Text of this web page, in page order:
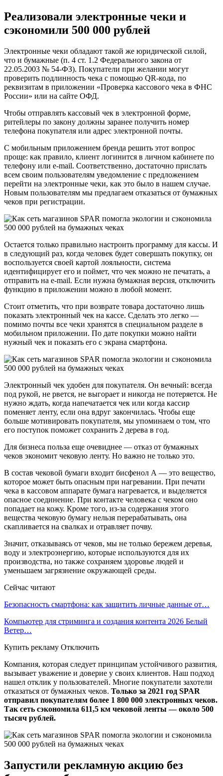
Реализовали электронные чеки и
сэкономили 500 000 рублей
Электронные чеки обладают такой же юридической силой,
что и бумажные (п. 4 ст. 1.2 Федерального закона от
22.05.2003 № 54-ФЗ). Покупатели при желании могут
проверить подлинность чека с помощью QR-кода, по
реквизитам в приложении «Проверка кассового чека в ФНС
России» или на сайте ОФД.
Чтобы отправлять кассовый чек в электронной форме,
ритейлеры по закону должны заранее получить номер
телефона покупателя или адрес электронной почты.
С мобильным приложением бренда решить этот вопрос
проще: как правило, клиент логинится в личном кабинете по
телефону или e-mail. Соответственно, достаточно прислать
всем своим пользователям уведомление с предложением
перейти на электронные чеки, как это было в нашем случае.
Новым пользователям мы предлагаем отказаться от бумажных
чеков при регистрации.
Остается только правильно настроить программу для кассы. И
в следующий раз, когда человек будет совершать покупку, он
воспользуется своей картой лояльности, система
идентифицирует его и поймет, что чек можно не печатать, а
отправить на e-mail. Если нужна бумажная версия, отключить
функцию в приложении можно в любой момент.
Стоит отметить, что при возврате товара достаточно лишь
показать электронный чек на кассе. Сделать это легко —
помимо почты все чеки хранятся в специальном разделе в
мобильном приложении. По дате покупки можно найти
нужный чек и показать его с экрана смартфона.
Электронный чек удобен для покупателя. Он вечный: всегда
под рукой, не рвется, не выгорает и никогда не потеряется. Не
нужно ждать, когда напечатается чек или когда кассир
поменяет ленту, если она вдруг закончилась. Чтобы еще
больше мотивировать покупателя, мы упоминаем о том, что
его поступок поможет сохранить 2 дерева в год.
Для бизнеса польза еще очевиднее — отказ от бумажных
чеков экономит чековую ленту. Но важно не только это.
В состав чековой бумаги входит бисфенол А — это вещество,
которое может быть опасным при нагревании. При печати
чека в кассовом аппарате бумага нагревается, и выделяется
опасное соединение. При контакте человека с чеком оно
попадает на кожу. Кроме того, из-за содержания этого
вещества чековую бумагу нельзя перерабатывать, она
скапливается на свалках и отравляет почву.
Значит, отказываясь от чеков, мы не только бережем деревья,
воду и электроэнергию, которые используются для их
производства, но также сохраняем здоровье людей и
уменьшаем загрязнение окружающей среды.
Сейчас читают
Безопасность смартфона: как защитить личные данные от…
Компьютер для стриминга и создания контента 2026 Белый
Ветер…
Купить рекламу Отключить
Компания, которая следует принципам устойчивого развития,
вызывает уважение и доверие у своих клиентов. Наш подход
нашел отклик у пользователей. Многие покупатели захотели
отказаться от бумажных чеков. Только за 2021 год SPAR
отправил покупателям более 1 800 000 электронных чеков.
Так сеть сэкономила 611,5 км чековой ленты — около 500
тысяч рублей.
Запустили рекламную акцию без